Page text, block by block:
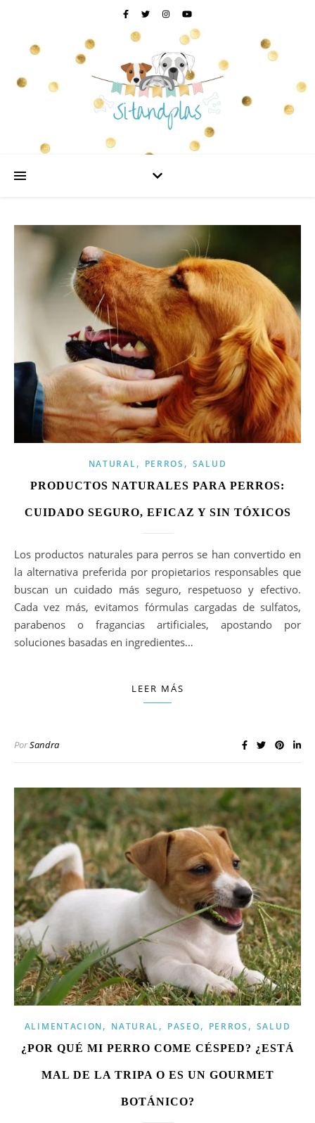
NATURAL, PERROS , SALUD
PRODUCTOS NATURALES PARA PERROS:
CUIDADO SEGURO, EFICAZ Y SIN TÓXICOS
Los productos naturales para perros se han convertido en
la alternativa preferida por propietarios responsables que
buscan un cuidado más seguro, respetuoso y efectivo.
Cada vez más, evitamos fórmulas cargadas de sulfatos,
parabenos o fragancias artificiales, apostando por
soluciones basadas en ingredientes…
LEER MÁS
PorSandra
ALIMENTACION, NATURAL, PASEO, PERROS , SALUD
¿POR QUÉ MI PERRO COME CÉSPED? ¿ESTÁ
MAL DE LA TRIPA O ES UN GOURMET
BOTÁNICO?